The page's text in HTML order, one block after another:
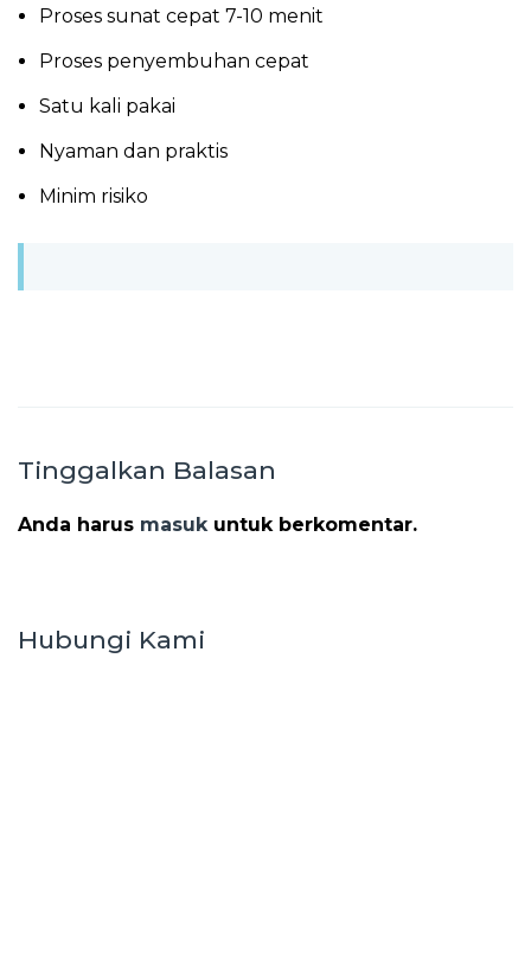
Proses sunat cepat 7-10 menit
Proses penyembuhan cepat
Satu kali pakai
Nyaman dan praktis
Minim risiko
Tinggalkan Balasan
Anda harus masukuntuk berkomentar.
Hubungi Kami